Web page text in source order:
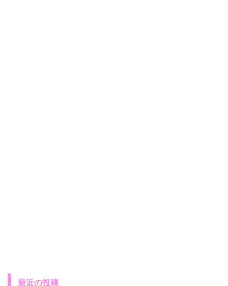
最近の投稿